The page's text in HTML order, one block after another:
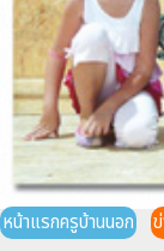
หน้าแรกครูบ้านนอก